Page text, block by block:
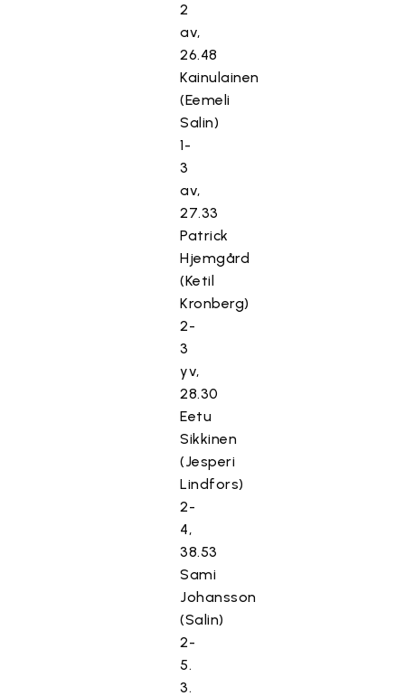
2
av,
26.48
Kainulainen
(Eemeli
Salin)
1-
3
av,
27.33
Patrick
Hjemgård
(Ketil
Kronberg)
2-
3
yv,
28.30
Eetu
Sikkinen
(Jesperi
Lindfors)
2-
4,
38.53
Sami
Johansson
(Salin)
2-
5.
3.